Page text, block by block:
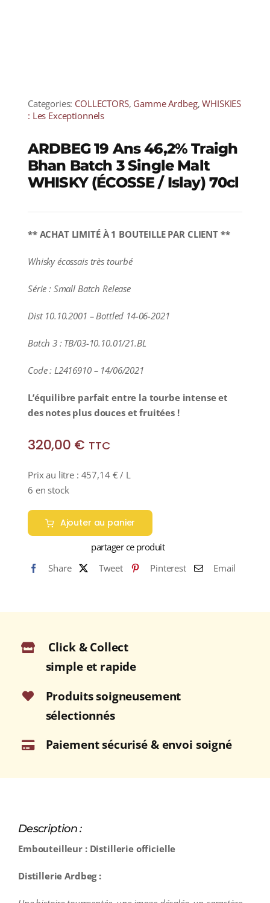
Categories: COLLECTORS, Gamme Ardbeg,WHISKIES
: Les Exceptionnels
ARDBEG 19 Ans 46,2% Traigh
Bhan Batch 3 Single Malt
WHISKY (ÉCOSSE / Islay) 70cl
** ACHAT LIMITÉ À 1 BOUTEILLE PAR CLIENT **
Whisky écossais très tourbé
Série : Small Batch Release
Dist 10.10.2001 – Bottled 14-06-2021
Batch 3 : TB/03-10.10.01/21.BL
Code : L2416910 – 14/06/2021
L’équilibre parfait entre la tourbe intense et
des notes plus douces et fruitées !
320,00 € TTC
Prix au litre : 457,14 € / L
6 en stock
Ajouter au panier
partager ce produit
Share
Tweet Pinterest Email
Click & Collect
simple et rapide
Produits soigneusement
sélectionnés
Paiement sécurisé & envoi soigné
Description :
Embouteilleur : Distillerie officielle
Distillerie Ardbeg :